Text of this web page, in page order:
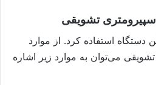
تشویقی
دستگاه استفاده کرد. از موارد
عدم استفاده Spirometry تشویقی می‌توان به موارد زیر اشاره